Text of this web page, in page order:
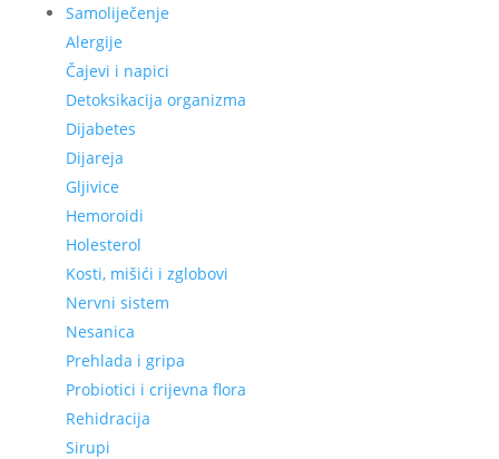
Samoliječenje
Alergije
Čajevi i napici
Detoksikacija organizma
Dijabetes
Dijareja
Gljivice
Hemoroidi
Holesterol
Kosti, mišići i zglobovi
Nervni sistem
Nesanica
Prehlada i gripa
Probiotici i crijevna flora
Rehidracija
Sirupi